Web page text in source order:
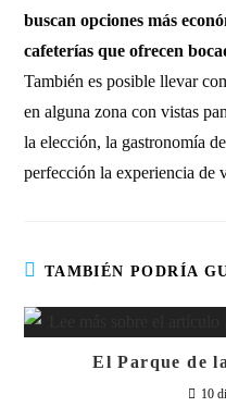
buscan opciones más
cafeterías que ofrecen
También es posible llevar
en alguna zona con vistas
la elección, la gastronomía
perfección la experiencia de
TAMBIÉN PODRÍA
El Parque de
10